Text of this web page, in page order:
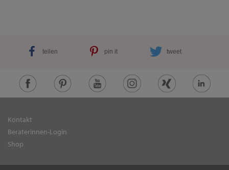
teilen pin it tweet
Kontakt
Beraterinnen-Login
Shop